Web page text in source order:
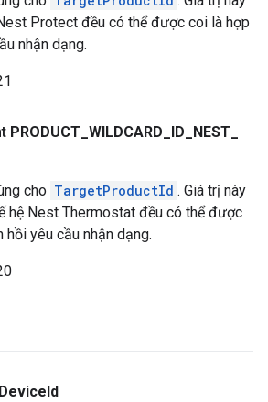
Protect đều có thể được coi là hợp
nhận dạng.
PRODUCT WILDCARD ID NEST
cho TargetProductId . Giá trị này
hệ Nest Thermostat đều có thể được
yêu cầu nhận dạng.
DeviceId